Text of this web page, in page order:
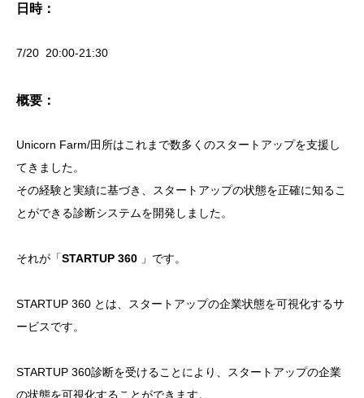
日時：
7/20 20:00-21:30
概要：
Unicorn Farm/田所はこれまで数多くのスタートアップを支援し
てきました。
​​​​​​​その経験と実績に基づき、スタートアップの状態を正確に知るこ
とができる診断システムを開発しました。
それが「STARTUP 360 」です。
STARTUP 360 とは、スタートアップの企業状態を可視化するサ
ービスです。
STARTUP 360診断を受けることにより、スタートアップの企業
の状態を可視化することができます。